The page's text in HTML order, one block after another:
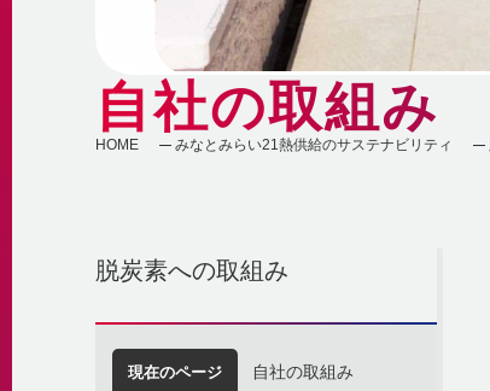
自社の取組み
HOME みなとみらい21熱供給のサステナビリティ
脱炭素への取組み
現在のページ 自社の取組み